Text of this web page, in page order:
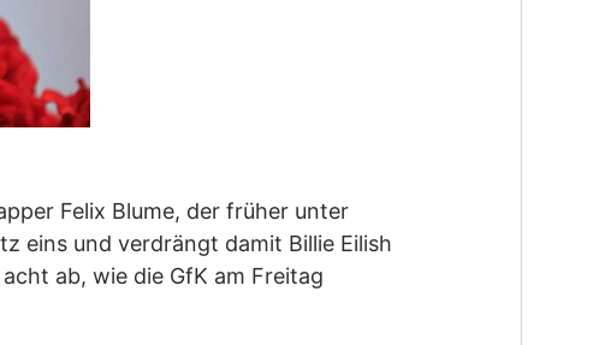
Felix Blume, der früher unter
eins und verdrängt damit Billie Eilish
ab, wie die GfK am Freitag